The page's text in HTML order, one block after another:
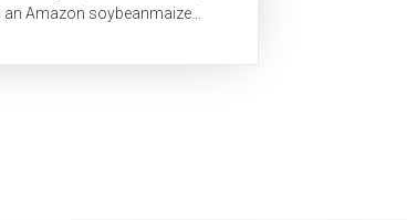
an Amazon soybeanmaize